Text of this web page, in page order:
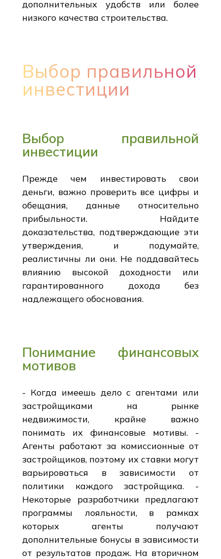
дополнительных удобств или более
низкого качества строительства.
Выбор правильной
инвестиции
Выбор правильной
инвестиции
Прежде чем инвестировать свои
деньги, важно проверить все цифры и
обещания, данные относительно
прибыльности. Найдите
доказательства, подтверждающие эти
утверждения, и подумайте,
реалистичны ли они. Не поддавайтесь
влиянию высокой доходности или
гарантированного дохода без
надлежащего обоснования.
Понимание финансовых
мотивов
- Когда имеешь дело с агентами или
застройщиками на рынке
недвижимости, крайне важно
понимать их финансовые мотивы. -
Агенты работают за комиссионные от
застройщиков, поэтому их ставки могут
варьироваться в зависимости от
политики каждого застройщика. -
Некоторые разработчики предлагают
программы лояльности, в рамках
которых агенты получают
дополнительные бонусы в зависимости
от результатов продаж. На вторичном